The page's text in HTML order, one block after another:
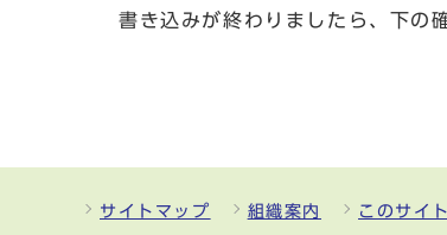
書き込みが終わりましたら、下の
サイトマップ 組織案内
このサイ